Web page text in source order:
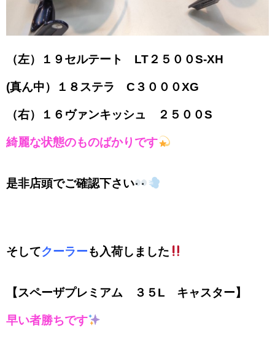
（左）１９セルテート LT２５００S-XH
(真ん中）１８ステラ C３０００XG
（右）１６ヴァンキッシュ ２５００S
綺麗な状態のものばかりです
是非店頭でご確認下さい
そしてクーラーも入荷しました
【スペーザプレミアム ３５L キャスター】
早い者勝ちです